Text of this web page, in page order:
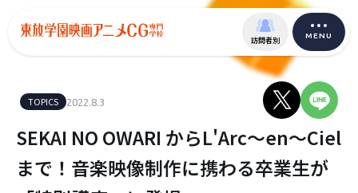
訪問者別 MENU
TOPICS 2022.8.3
SEKAI NO OWARI からL'Arc〜en〜Ciel
まで！音楽映像制作に携わる卒業生が